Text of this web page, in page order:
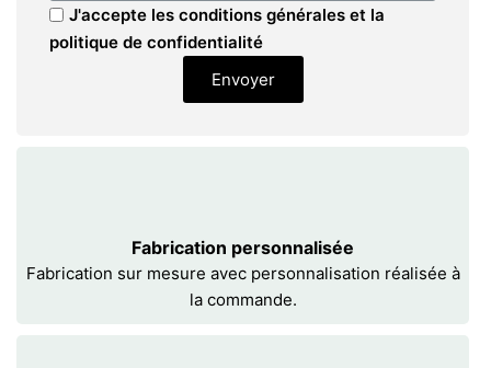
J'accepte les conditions générales et la
politique de confidentialité
Envoyer
Fabrication personnalisée
Fabrication sur mesure avec personnalisation réalisée à
la commande.